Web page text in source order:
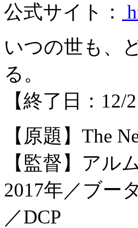
公式サイト：
いつの世も、
る。
【終了日：12/
【原題】The
【監督】アル
2017年／ブー
／DCP